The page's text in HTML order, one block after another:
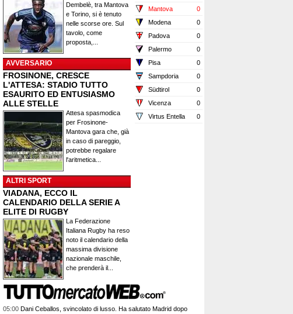
Dembelè, tra Mantova
e Torino, si è tenuto
nelle scorse ore. Sul
tavolo, come
proposta,...
AVVERSARIO
FROSINONE, CRESCE
L'ATTESA: STADIO TUTTO
ESAURITO ED ENTUSIASMO
ALLE STELLE
Attesa spasmodica
per Frosinone-
Mantova gara che, già
in caso di pareggio,
potrebbe regalare
l'aritmetica...
ALTRI SPORT
VIADANA, ECCO IL
CALENDARIO DELLA SERIE A
ELITE DI RUGBY
La Federazione
Italiana Rugby ha reso
noto il calendario della
massima divisione
nazionale maschile,
che prenderà il...
Mantova
0
Modena
0
Padova
0
Palermo
0
Pisa
0
Sampdoria
0
Südtirol
0
Vicenza
0
Virtus Entella
0
05:00 Dani Ceballos, svincolato di lusso. Ha salutato Madrid dopo